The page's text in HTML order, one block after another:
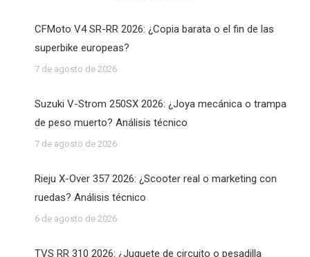
CFMoto V4 SR-RR 2026: ¿Copia barata o el fin de las
superbike europeas?
7 de agosto de 2026
Suzuki V-Strom 250SX 2026: ¿Joya mecánica o trampa
de peso muerto? Análisis técnico
7 de agosto de 2026
Rieju X-Over 357 2026: ¿Scooter real o marketing con
ruedas? Análisis técnico
6 de agosto de 2026
TVS RR 310 2026: ¿Juguete de circuito o pesadilla